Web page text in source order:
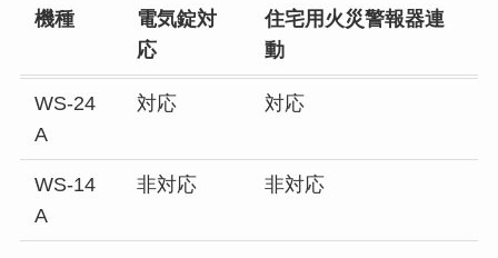
機種
電気錠対
応
住宅用火災警報器連
動
WS-24
A
対応 対応
WS-14
A
非対応 非対応